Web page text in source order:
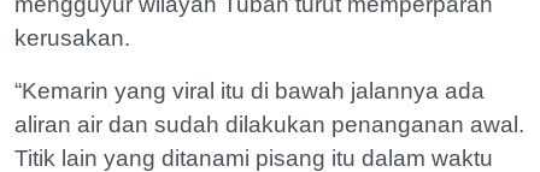
kerusakan.
“Kemarin yang viral itu di bawah jalannya ada
aliran air dan sudah dilakukan penanganan awal.
Titik lain yang ditanami pisang itu dalam waktu